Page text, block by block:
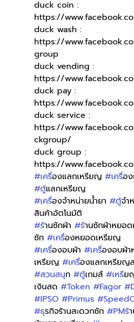
duck coin :
https://
duck wash :
https://
group
duck vending :
https://
duck pay :
https://
duck service :
https://
ckgroup/
duck group :
https://
#เครื่องแลกเหรียญ #เครอ
#ตู้แลกเหรียญ
#เครื่องจำหน่ายน้ำยา #ตจำ
สินค้าอัตโนมัติ
#ร้านซักผ้า #รานซักผ้าหยอ
ซัก #เครื่องหยอดเหรียญ
#เครื่องอบผ้า #เครองอบผ้
เหรียญ #เครองแลกเหรียญ
#สวนสนุก #ตู้เกมส์ #เหรย
เงินสด #Token #Fagor
#IPSO #Primus
#ธุรกิจร้านสะดวกซัก #PMร